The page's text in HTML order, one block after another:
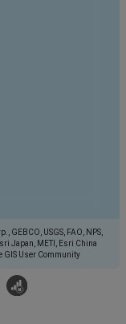
GEBCO, USGS, FAO, NPS,
Japan, METI, Esri China
GIS User Community